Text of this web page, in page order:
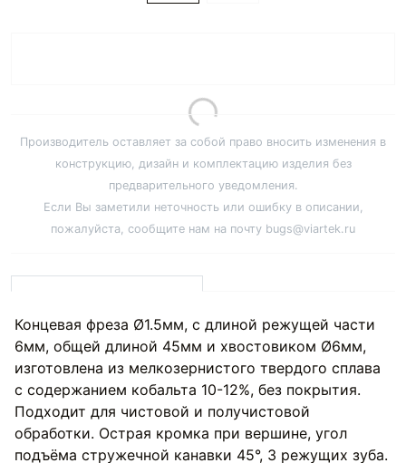
Производитель оставляет за собой право вносить изменения в
конструкцию, дизайн и комплектацию изделия без
предварительного уведомления.
Если Вы заметили неточность или ошибку в описании,
пожалуйста, сообщите нам на почту bugs@viartek.ru
Концевая фреза Ø1.5мм, с длиной режущей части
6мм, общей длиной 45мм и хвостовиком Ø6мм,
изготовлена из мелкозернистого твердого сплава
с содержанием кобальта 10-12%, без покрытия.
Подходит для чистовой и получистовой
обработки. Острая кромка при вершине, угол
подъёма стружечной канавки 45°, 3 режущих зуба.